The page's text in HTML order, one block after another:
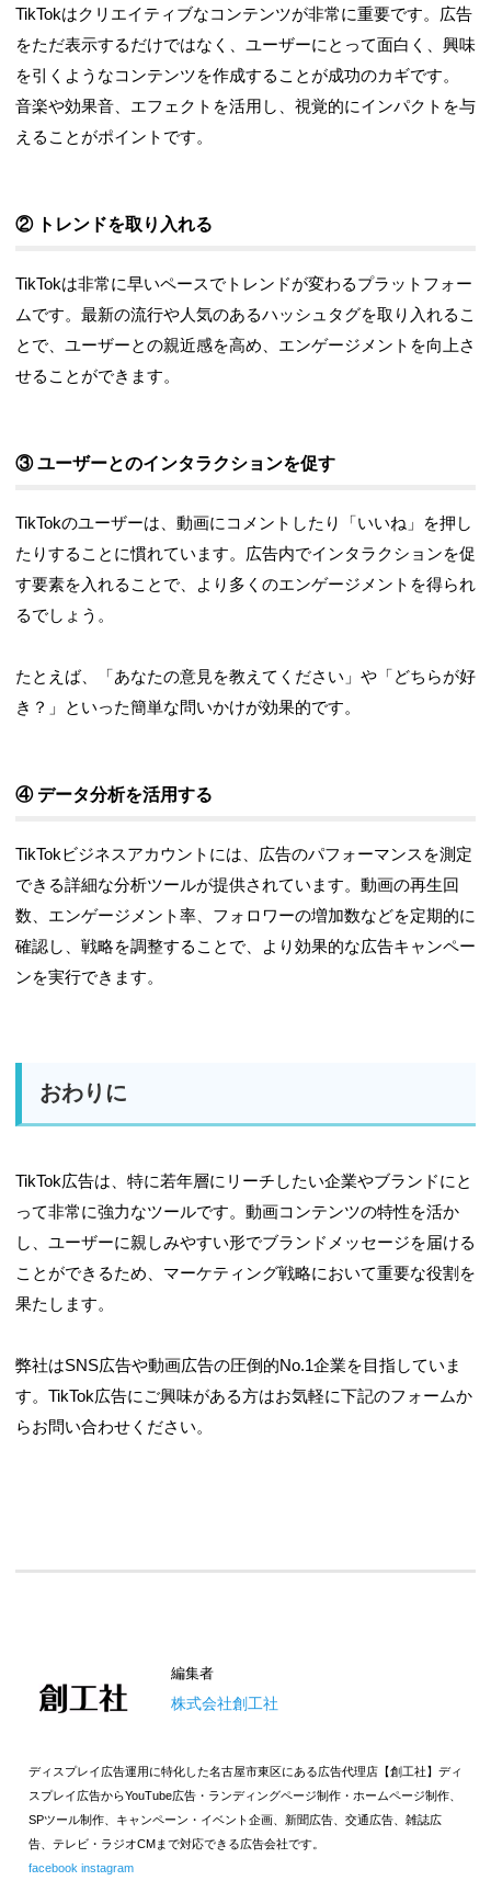
TikTokはクリエイティブなコンテンツが非常に重要です。広告
をただ表示するだけではなく、ユーザーにとって面白く、興味
を引くようなコンテンツを作成することが成功のカギです。
音楽や効果音、エフェクトを活用し、視覚的にインパクトを与
えることがポイントです。
② トレンドを取り入れる
TikTokは非常に早いペースでトレンドが変わるプラットフォー
ムです。最新の流行や人気のあるハッシュタグを取り入れるこ
とで、ユーザーとの親近感を高め、エンゲージメントを向上さ
せることができます。
③ ユーザーとのインタラクションを促す
TikTokのユーザーは、動画にコメントしたり「いいね」を押し
たりすることに慣れています。広告内でインタラクションを促
す要素を入れることで、より多くのエンゲージメントを得られ
るでしょう。
たとえば、「あなたの意見を教えてください」や「どちらが好
き？」といった簡単な問いかけが効果的です。
④ データ分析を活用する
TikTokビジネスアカウントには、広告のパフォーマンスを測定
できる詳細な分析ツールが提供されています。動画の再生回
数、エンゲージメント率、フォロワーの増加数などを定期的に
確認し、戦略を調整することで、より効果的な広告キャンペー
ンを実行できます。
おわりに
TikTok広告は、特に若年層にリーチしたい企業やブランドにと
って非常に強力なツールです。動画コンテンツの特性を活か
し、ユーザーに親しみやすい形でブランドメッセージを届ける
ことができるため、マーケティング戦略において重要な役割を
果たします。
弊社はSNS広告や動画広告の圧倒的No.1企業を目指していま
す。TikTok広告にご興味がある方はお気軽に下記のフォームか
らお問い合わせください。
編集者
株式会社創工社
ディスプレイ広告運用に特化した名古屋市東区にある広告代理店【創工社】ディ
スプレイ広告からYouTube広告・ランディングページ制作・ホームページ制作、
SPツール制作、キャンペーン・イベント企画、新聞広告、交通広告、雑誌広
告、テレビ・ラジオCMまで対応できる広告会社です。
facebook instagram